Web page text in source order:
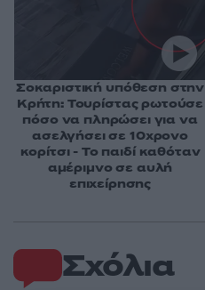
Σχόλια
Σοκαριστική υπόθεση στην
Κρήτη: Τουρίστας ρωτούσε
πόσο να πληρώσει για να
ασελγήσει σε 10χρονο
κορίτσι - Το παιδί καθόταν
αμέριμνο σε αυλή
επιχείρησης